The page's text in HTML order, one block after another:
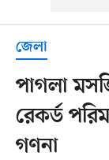
জেলা
পাগলা
রেকর্ড
গণনা